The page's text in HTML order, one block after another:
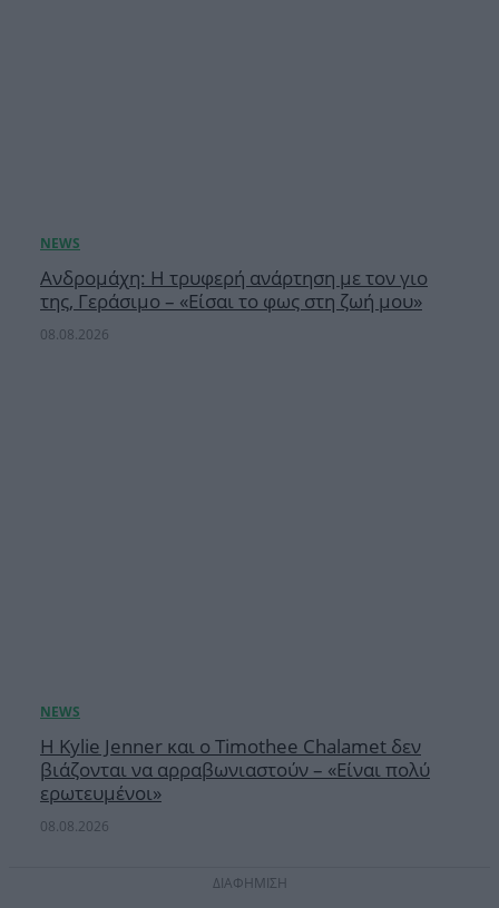
Ανδρομάχη: Η τρυφερή ανάρτηση με τον γιο
της, Γεράσιμο – «Είσαι το φως στη ζωή μου»
08.08.2026
Η Kylie Jenner και ο Timothee Chalamet δεν
βιάζονται να αρραβωνιαστούν – «Είναι πολύ
ερωτευμένοι»
08.08.2026
ΔΙΑΦΗΜΙΣΗ